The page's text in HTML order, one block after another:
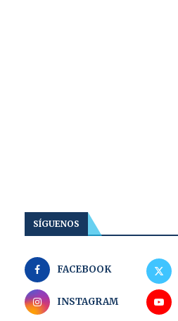
SÍGUENOS
FACEBOOK
INSTAGRAM